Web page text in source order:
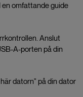
omfattande guide
Anslut
A-porten på din
datorn" på din dator